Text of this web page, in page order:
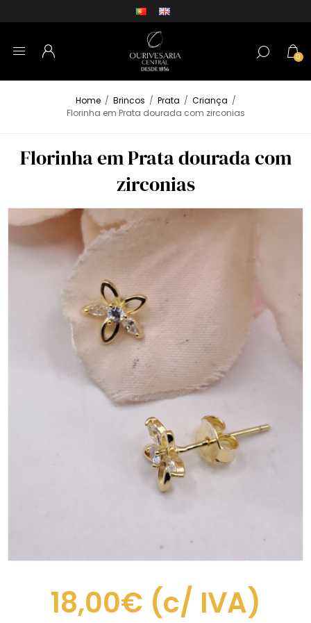
0
Home / Brincos / Prata / Criança /
Florinha em Prata dourada com zirconias
Florinha em Prata dourada com
zirconias
18,00€ (c/ IVA)